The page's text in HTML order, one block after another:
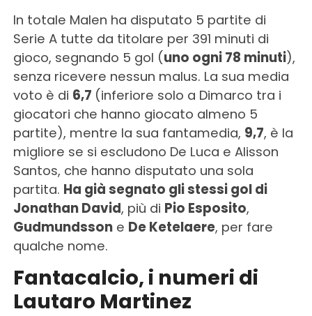
In totale Malen ha disputato 5 partite di
Serie A tutte da titolare per 391 minuti di
gioco, segnando 5 gol (uno ogni 78 minuti),
senza ricevere nessun malus. La sua media
voto è di 6,7 (inferiore solo a Dimarco tra i
giocatori che hanno giocato almeno 5
partite), mentre la sua fantamedia, 9,7, è la
migliore se si escludono De Luca e Alisson
Santos, che hanno disputato una sola
partita. Ha già segnato gli stessi gol di
Jonathan David, più di Pio Esposito,
Gudmundssone De Ketelaere, per fare
qualche nome.
Fantacalcio, i numeri di
Lautaro Martinez